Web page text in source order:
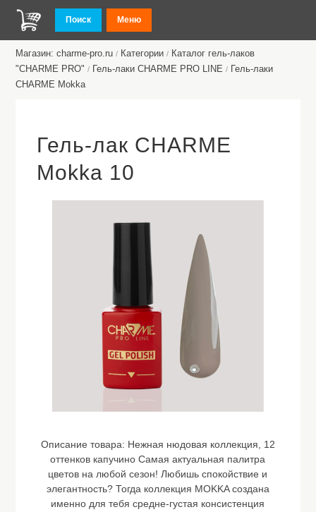
Поиск Меню
Магазин: charme-pro.ru / Категории / Каталог гель-лаков
"CHARME PRO" / Гель-лаки CHARME PRO LINE / Гель-лаки
CHARMЕ Mokka
Гель-лак CHARME
Mokka 10
Описание товара: Нежная нюдовая коллекция, 12
оттенков капучино Самая актуальная палитра
цветов на любой сезон! Любишь спокойствие и
элегантность? Тогда коллекция MOKKA создана
именно для тебя средне-густая консистенция